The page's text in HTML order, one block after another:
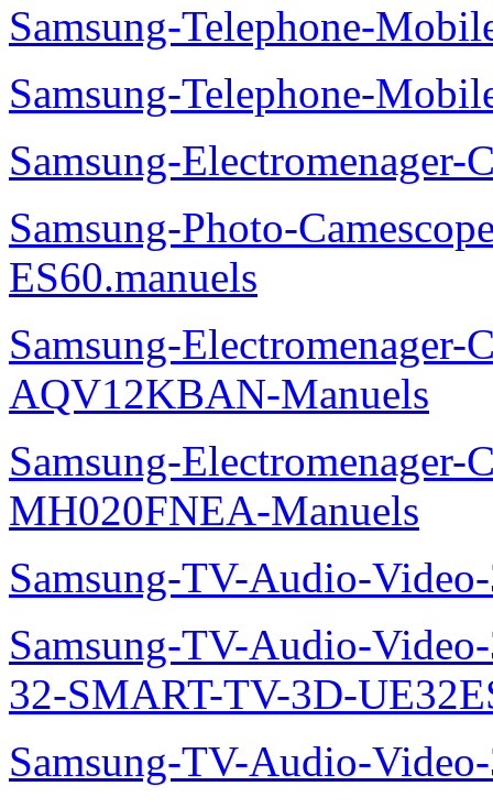
Samsung-Telephone-
Samsung-Telephone-
Samsung-
Samsung-Photo-
ES60.manuels
Samsung-Electromenager-
AQV12KBAN-Manuels
Samsung-Electromenager-
MH020FNEA-Manuels
Samsung-TV-Audio-
Samsung-TV-Audio-
32-SMART-TV-3D-
Samsung-TV-Audio-